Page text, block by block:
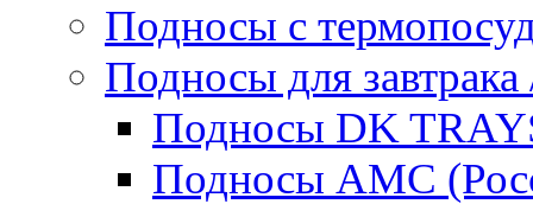
Подносы с
Подносы для завтрака
Подносы DK
Подносы AMC